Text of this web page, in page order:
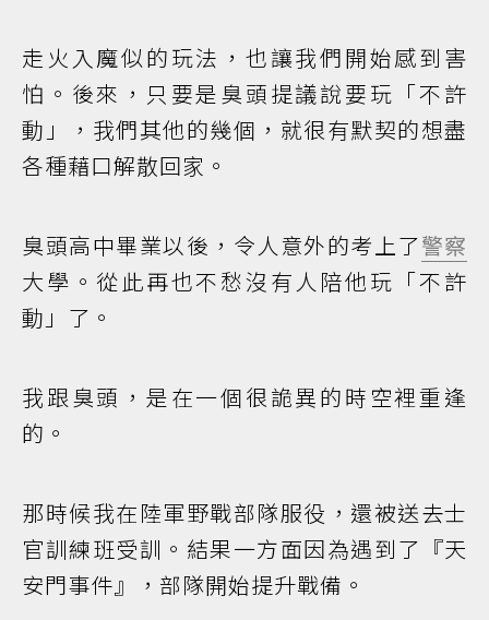
走火入魔似的玩法，也讓我們開始感到害
怕。後來，只要是臭頭提議說要玩「不許
動」，我們其他的幾個，就很有默契的想盡
各種藉口解散回家。
臭頭高中畢業以後，令人意外的考上了警察
大學。從此再也不愁沒有人陪他玩「不許
動」了。
我跟臭頭，是在一個很詭異的時空裡重逢
的。
那時候我在陸軍野戰部隊服役，還被送去士
官訓練班受訓。結果一方面因為遇到了『天
安門事件』，部隊開始提升戰備。